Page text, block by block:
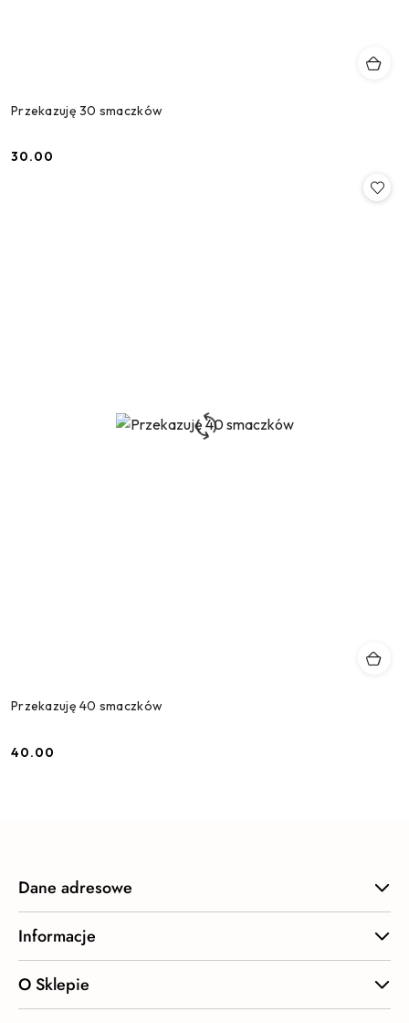
Przekazuję 30 smaczków
Cena:
30.00
Przekazuję 40 smaczków
Cena:
40.00
Dane adresowe
Informacje
O Sklepie